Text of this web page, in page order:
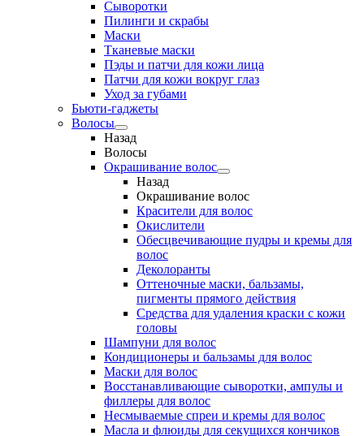
Сыворотки
Пилинги и скрабы
Маски
Тканевые маски
Пэды и патчи для кожи лица
Патчи для кожи вокруг глаз
Уход за губами
Бьюти-гаджеты
Волосы
Назад
Волосы
Окрашивание волос
Назад
Окрашивание волос
Красители для волос
Окислители
Обесцвечивающие пудры и кремы для
волос
Деколоранты
Оттеночные маски, бальзамы,
пигменты прямого действия
Средства для удаления краски с кожи
головы
Шампуни для волос
Кондиционеры и бальзамы для волос
Маски для волос
Восстанавливающие сыворотки, ампулы и
филлеры для волос
Несмываемые спреи и кремы для волос
Масла и флюиды для секущихся кончиков